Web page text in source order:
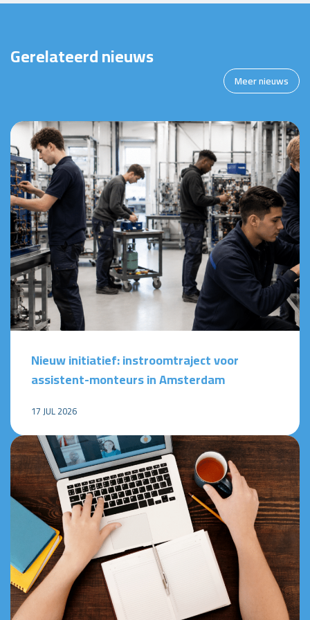
Gerelateerd nieuws
Meer nieuws
Nieuw initiatief: instroomtraject voor
assistent-monteurs in Amsterdam
17 JUL 2026